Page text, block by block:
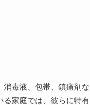
消毒液、包帯、鎮痛剤な
る家庭では、彼らに特有